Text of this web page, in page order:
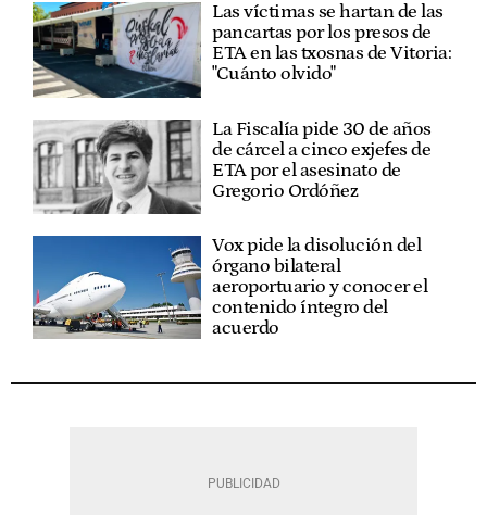
Las víctimas se hartan de las
pancartas por los presos de
ETA en las txosnas de Vitoria:
"Cuánto olvido"
La Fiscalía pide 30 de años
de cárcel a cinco exjefes de
ETA por el asesinato de
Gregorio Ordóñez
Vox pide la disolución del
órgano bilateral
aeroportuario y conocer el
contenido íntegro del
acuerdo